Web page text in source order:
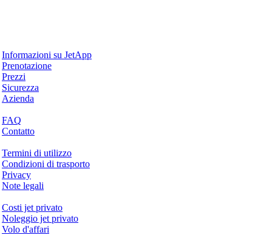
Informazioni su JetApp
Prenotazione
Prezzi
Sicurezza
Azienda
FAQ
Contatto
Termini di utilizzo
Condizioni di trasporto
Privacy
Note legali
Costi jet privato
Noleggio jet privato
Volo d'affari